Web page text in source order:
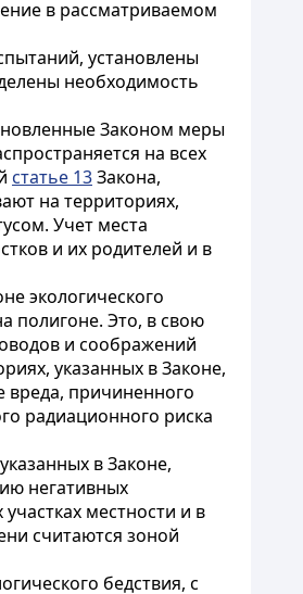
в рассматриваемом
установлены
необходимость
Законом меры
на всех
статье 13Закона,
на территориях,
Учет места
и их родителей и в
экологического
полигоне. Это, в свою
и соображений
указанных в Законе,
вреда, причиненного
радиационного риска
в Законе,
негативных
местности и в
считаются зоной
бедствия, с